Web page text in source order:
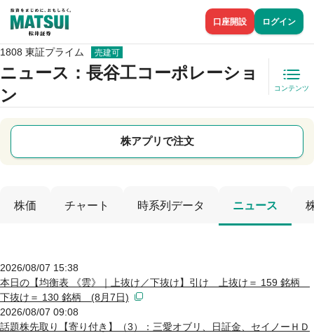
口座開設 ログイン
1808 東証プライム 売建可
ニュース ：長谷工コーポレーショ
ン
コンテンツ
株アプリで注文
株価 チャート 時系列データ ニュース
2026/08/07 15:38
本日の【均衡表 《雲》｜上抜け／下抜け】引け 上抜け＝ 159 銘柄
下抜け＝ 130 銘柄 (8月7日)
2026/08/07 09:08
話題株先取り【寄り付き】（3）：三愛オブリ、日証金、セイノーＨＤ